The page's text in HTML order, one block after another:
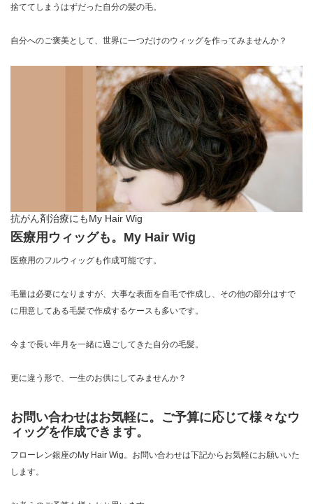
捨ててしまうはずだった自分の髪の毛。
自分へのご褒美として、世界に一つだけのウィッグを作ってみませんか？
抗がん剤治療にもMy Hair Wig
医療用ウィッグも。My Hair Wig
医療用のフルウィッグも作成可能です。
毛量は必要になりますが、大事な表面を自毛で作成し、その他の部分はすで
に用意してある毛髪で作成するケースも多いです。
今まで長い年月を一緒に過ごしてきた自分の毛髪。
更に違う形で、一生のお供にしてみませんか？
お問い合わせはお気軽に。ご予算に応じて様々なウ
ィッグを作成できます。
フローレン銀座のMy Hair Wig。お問い合わせは下記からお気軽にお願いいた
します。